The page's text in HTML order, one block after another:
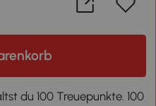
du 100 Treuepunkte. 100